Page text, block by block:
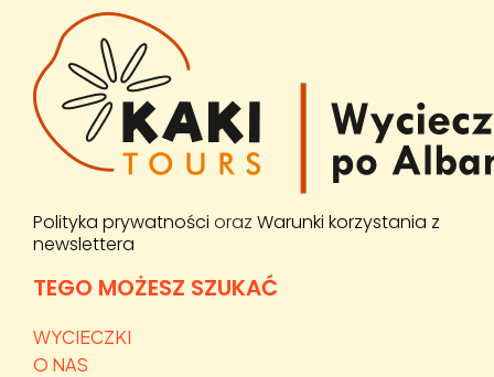
Polityka prywatności oraz Warunki korzystania z
newslettera
TEGO MOŻESZ SZUKAĆ
WYCIECZKI
O NAS